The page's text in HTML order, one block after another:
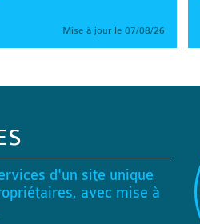
Mise à jour le 07/08/26
d'un site unique
avec mise à